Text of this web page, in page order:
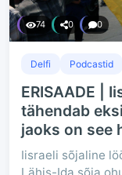
74 0 0
Delfi Podcastid
ERISAADE |
tähendab
jaoks on see
Iisraeli sõjaline